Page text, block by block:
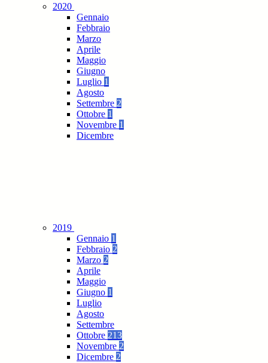
2020
Gennaio
Febbraio
Marzo
Aprile
Maggio
Giugno
Luglio 1
Agosto
Settembre 2
Ottobre 1
Novembre 1
Dicembre
2019
Gennaio 1
Febbraio 2
Marzo 2
Aprile
Maggio
Giugno 1
Luglio
Agosto
Settembre
Ottobre 213
Novembre 2
Dicembre 2